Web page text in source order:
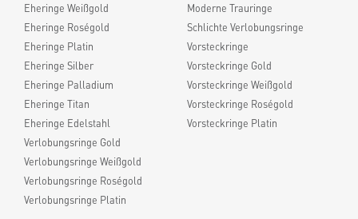
Eheringe Weißgold
Eheringe Roségold
Eheringe Platin
Eheringe Silber
Eheringe Palladium
Eheringe Titan
Eheringe Edelstahl
Verlobungsringe Gold
Verlobungsringe Weißgold
Verlobungsringe Roségold
Verlobungsringe Platin
Moderne Trauringe
Schlichte Verlobungsringe
Vorsteckringe
Vorsteckringe Gold
Vorsteckringe Weißgold
Vorsteckringe Roségold
Vorsteckringe Platin